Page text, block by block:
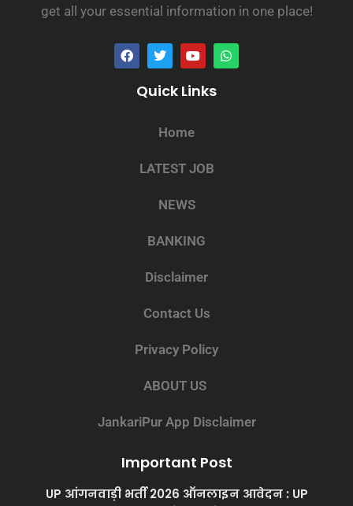
get all your essential information in one place!
Quick Links
Home
LATEST JOB
NEWS
BANKING
Disclaimer
Contact Us
Privacy Policy
ABOUT US
JankariPur App Disclaimer
Important Post
UP आंगनवाड़ी भर्ती 2026 ऑनलाइन आवेदन : UP